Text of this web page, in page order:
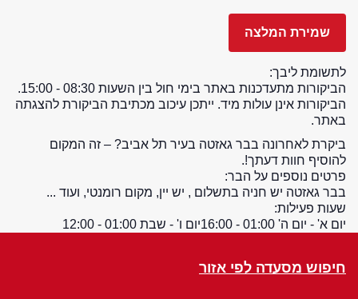
לתשומת ליבך:
הביקורות מתעדכנות באתר בימי חול בין השעות 08:30 - 15:00.
הביקורות אינן עולות מיד. ייתכן עיכוב מכתיבת הביקורת להצגתה
באתר.
ביקרת לאחרונה בבר גאזטה בעיר תל אביב? – זה המקום
להוסיף חוות דעתך!.
פרטים נוספים על הבר:
בבר גאזטה יש חניה בתשלום , יש יין, מקום רומנטי, ועוד ...
שעות פעילות:
יום א' - יום ה' 01:00 - 16:00
יום ו' - שבת 01:00 - 12:00
חיפוש מסעדה לפי אזור